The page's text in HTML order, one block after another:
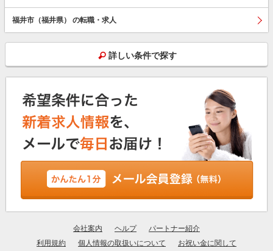
福井市（福井県） の転職・求人
詳しい条件で探す
会社案内 ヘルプ
パートナー紹介
利用規約
個人情報の取扱いについて お祝い金に関して